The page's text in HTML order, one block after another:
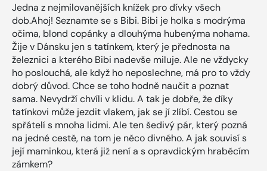
Jedna z nejmilovanějších knížek pro dívky všech
dob.Ahoj! Seznamte se s Bibi. Bibi je holka s modrýma
očima, blond copánky a dlouhýma hubenýma nohama.
Žije v Dánsku jen s tatínkem, který je přednosta na
železnici a kterého Bibi nadevše miluje. Ale ne vždycky
ho poslouchá, ale když ho neposlechne, má pro to vždy
dobrý důvod. Chce se toho hodně naučit a poznat
sama. Nevydrží chvíli v klidu. A tak je dobře, že díky
tatínkovi může jezdit vlakem, jak se jí zlíbí. Cestou se
spřátelí s mnoha lidmi. Ale ten šedivý pár, který pozná
na jedné cestě, na tom je něco divného. A jak souvisí s
její maminkou, která již není a s opravdickým hraběcím
zámkem?